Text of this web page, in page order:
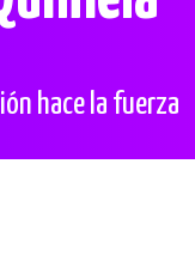
hace la fuerza